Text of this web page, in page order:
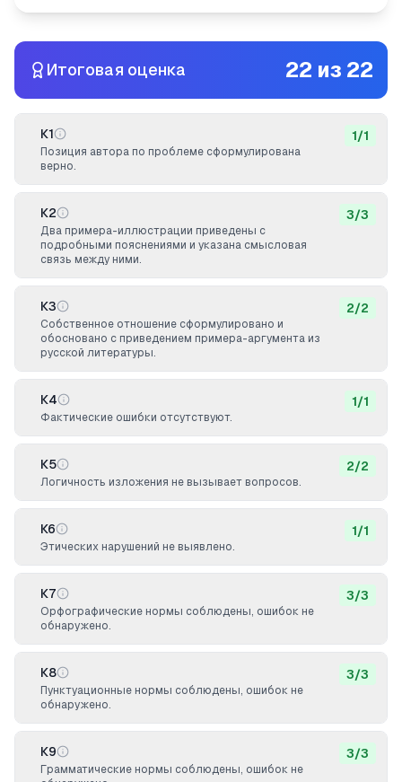
Итоговая оценка 22 из 22
К1
Позиция автора по проблеме сформулирована
верно.
1/1
К2
Два примера-иллюстрации приведены с
подробными пояснениями и указана смысловая
связь между ними.
3/3
К3
Собственное отношение сформулировано и
обосновано с приведением примера-аргумента из
русской литературы.
2/2
К4
Фактические ошибки отсутствуют.
1/1
К5
Логичность изложения не вызывает вопросов.
2/2
К6
Этических нарушений не выявлено.
1/1
К7
Орфографические нормы соблюдены, ошибок не
обнаружено.
3/3
К8
Пунктуационные нормы соблюдены, ошибок не
обнаружено.
3/3
К9
Грамматические нормы соблюдены, ошибок не
3/3